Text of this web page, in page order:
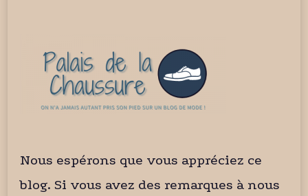
Nous espérons que vous appréciez ce
blog. Si vous avez des remarques à nous